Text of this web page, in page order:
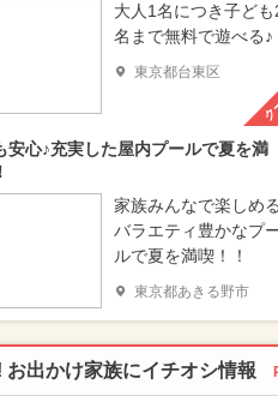
大人1名につき子ども
名まで無料で遊べる♪
東京都台東区
安心♪充実した屋内プールで夏を満
家族みんなで楽しめる
バラエティ豊かなプ
ルで夏を満喫！！
東京都あきる野市
お出かけ家族にイチオシ情報